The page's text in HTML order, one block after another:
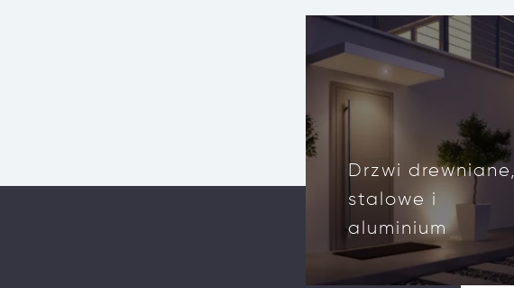
Drzwi drewniane,
stalowe i
aluminium